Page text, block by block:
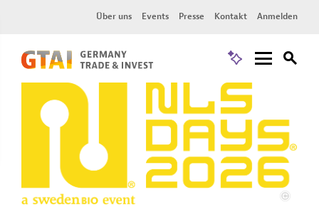
Über uns Events Presse Kontakt Anmelden